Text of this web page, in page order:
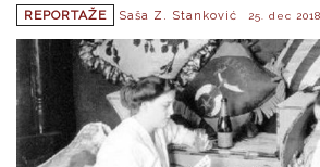
REPORTAŽE Saša Z. Stanković 25. dec